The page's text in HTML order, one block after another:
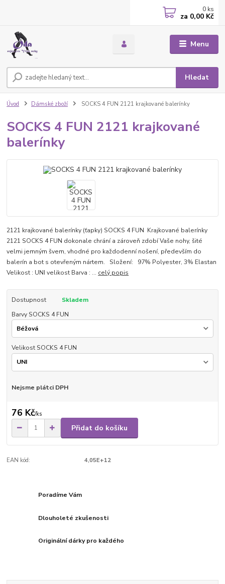
Menu
Hledat
0 ks
za 0,00 Kč
Úvod Dámské zboží SOCKS 4 FUN 2121 krajkované balerínky
SOCKS 4 FUN 2121 krajkované
balerínky
2121 krajkované balerínky (ťapky) SOCKS 4 FUN Krajkované balerínky
2121 SOCKS 4 FUN dokonale chrání a zároveň zdobí Vaše nohy, šité
velmi jemným švem, vhodné pro každodenní nošení, především do
balerín a bot s otevřeným nártem. Složení: 97% Polyester, 3% Elastan
Velikost : UNI velikost Barva : ... celý popis
Dostupnost
Skladem
Barvy SOCKS 4 FUN
Velikost SOCKS 4 FUN
Nejsme plátci DPH
76 Kč/ks
Přidat do košíku
EAN kód: 4,05E+12
Poradíme Vám
Dlouholeté zkušenosti
Originální dárky pro každého